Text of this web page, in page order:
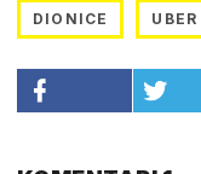
DIONICE UBER